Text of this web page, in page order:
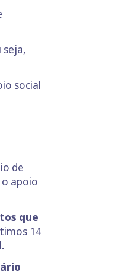
seja,
social
de
apoio
que
14